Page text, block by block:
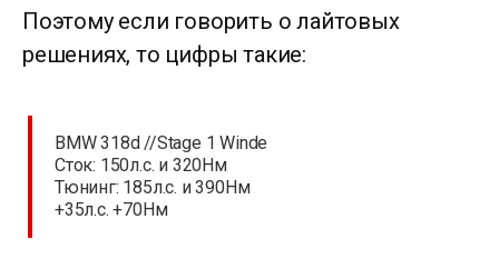
Поэтому если говорить о лайтовых
решениях, то цифры такие:
BMW 318d //Stage 1 Winde
Сток: 150л.с. и 320Нм
Тюнинг: 185л.с. и 390Нм
+35л.с. +70Нм